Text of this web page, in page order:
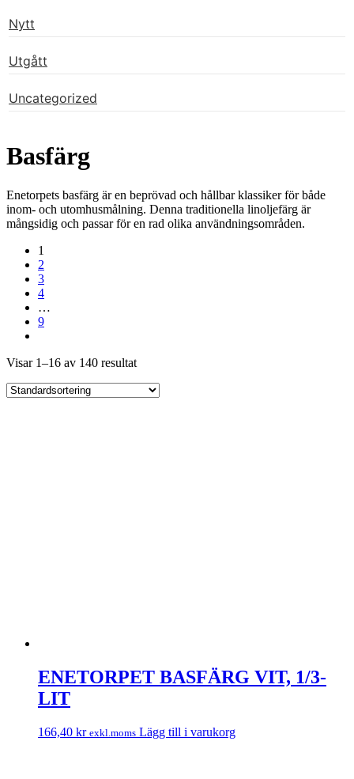
Nytt
Utgått
Uncategorized
Basfärg
Enetorpets basfärg är en beprövad och hållbar klassiker för både
inom- och utomhusmålning. Denna traditionella linoljefärg är
mångsidig och passar för en rad olika användningsområden.
1
2
3
4
…
9
Visar 1–16 av 140 resultat
ENETORPET BASFÄRG VIT, 1/3-
LIT
166,40 kr exkl.moms Lägg till i varukorg